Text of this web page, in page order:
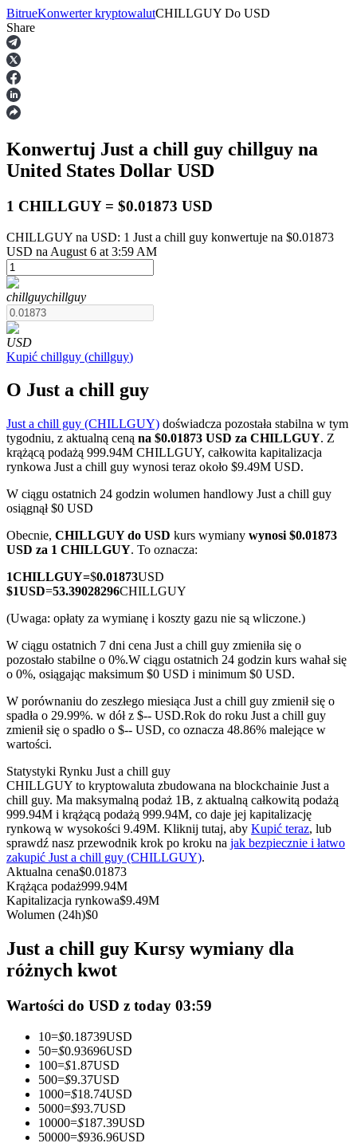
Kontrakty terminowe
Kontrakty terminowe na USDT
Kontrakty terminowe COIN-M
Kontrakty terminowe na kryptowaluty
TradFi
Instrumenty pochodne na akcje, forex, metale szlachetne i
towary
Kontrakty terminowe na USDC
Kontrakty futures wykorzystujące USDC jako zabezpieczenie
Kopiowanie Transakcji
Zostań traderem kopiującym
Ciesz się podziałem zysków i prowizjami z kopiowania
transakcji
BitrueKonwerter kryptowalutCHILLGUY Do USD
Share
Konwertuj Just a chill guy chillguy na
United States Dollar USD
1 CHILLGUY = $0.01873 USD
CHILLGUY na USD: 1 Just a chill guy konwertuje na $0.01873
USD na August 6 at 3:59 AM
chillguychillguy
USD
Kupić chillguy (chillguy)
O Just a chill guy
Just a chill guy (CHILLGUY) doświadcza pozostała stabilna w tym
tygodniu, z aktualną ceną na $0.01873 USD za CHILLGUY. Z
krążącą podażą 999.94M CHILLGUY, całkowita kapitalizacja
rynkowa Just a chill guy wynosi teraz około $9.49M USD.
W ciągu ostatnich 24 godzin wolumen handlowy Just a chill guy
osiągnął $0 USD
Obecnie, CHILLGUY do USD kurs wymiany wynosi $0.01873
USD za 1 CHILLGUY. To oznacza:
1CHILLGUY=$0.01873USD
$1USD=53.39028296CHILLGUY
(Uwaga: opłaty za wymianę i koszty gazu nie są wliczone.)
W ciągu ostatnich 7 dni cena Just a chill guy zmieniła się o
pozostało stabilne o 0%.W ciągu ostatnich 24 godzin kurs wahał się
o 0%, osiągając maksimum $0 USD i minimum $0 USD.
W porównaniu do zeszłego miesiąca Just a chill guy zmienił się o
spadła o 29.99%. w dół z $-- USD.Rok do roku Just a chill guy
zmienił się o spadło o $-- USD, co oznacza 48.86% malejące w
wartości.
Statystyki Rynku Just a chill guy
CHILLGUY to kryptowaluta zbudowana na blockchainie Just a
chill guy. Ma maksymalną podaż 1B, z aktualną całkowitą podażą
999.94M i krążącą podażą 999.94M, co daje jej kapitalizację
rynkową w wysokości 9.49M. Kliknij tutaj, aby Kupić teraz, lub
sprawdź nasz przewodnik krok po kroku na jak bezpiecznie i łatwo
zakupić Just a chill guy (CHILLGUY).
Aktualna cena$0.01873
Krążąca podaż999.94M
Kapitalizacja rynkowa$9.49M
Wolumen (24h)$0
Just a chill guy Kursy wymiany dla
różnych kwot
Wartości do USD z today 03:59
10=$0.18739USD
50=$0.93696USD
100=$1.87USD
500=$9.37USD
1000=$18.74USD
5000=$93.7USD
10000=$187.39USD
50000=$936.96USD